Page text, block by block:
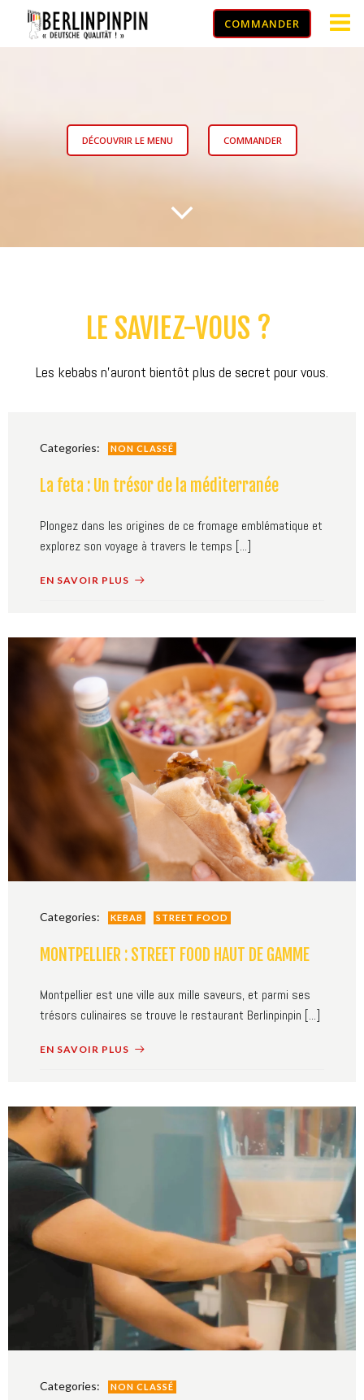
contenu
COMMANDER
DÉCOUVRIR LE MENU COMMANDER
LE SAVIEZ-VOUS ?
Les kebabs n'auront bientôt plus de secret pour vous.
Categories: NON CLASSÉ
La feta : Un trésor de la méditerranée
Plongez dans les origines de ce fromage emblématique et
explorez son voyage à travers le temps [...]
EN SAVOIR PLUS
Categories: KEBAB STREET FOOD
MONTPELLIER : STREET FOOD HAUT DE GAMME
Montpellier est une ville aux mille saveurs, et parmi ses
trésors culinaires se trouve le restaurant Berlinpinpin [...]
EN SAVOIR PLUS
Categories: NON CLASSÉ